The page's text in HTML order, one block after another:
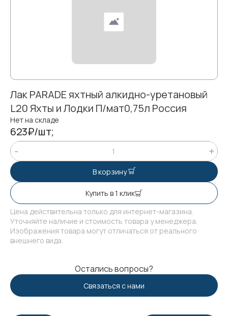
Лак PARADE яхтный алкидно-уретановый
L20 Яхты и Лодки П/мат0,75л Россия
Нет на складе
623₽/шт;
В корзину
Купить в 1 клик
Цена действительна только для интернет-магазина.
Уточняйте наличие и стоимость товара у менеджера.
Изображения товара могут отличаться от реального
внешнего вида.
Остались вопросы?
Связаться с нами